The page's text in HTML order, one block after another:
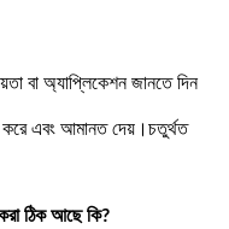
বা অ্যাপ্লিকেশন জানতে দিন
করে এবং আমানত দেয়।চতুর্থত
ঠিক আছে কি?